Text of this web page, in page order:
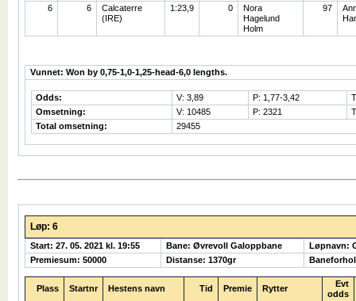
6
6
Calcaterre
(IRE)
1:23,9 0
Nora
Hagelund
Holm
97
Vunnet: Won by 0,75-1,0-1,25-head-6,0 lengths.
Odds: V: 3,89 P: 1,77-3,42
Omsetning:
V: 10485 P: 2321
Total omsetning:
29455
Løp: 6
Start: 27. 05. 2021 kl. 19:55 Bane: Øvrevoll Galoppbane
Løpnavn:
Premiesum: 50000
Distanse: 1370gr
Plass Startnr Hestens navn Tid Premie Rytter
Evt
odds